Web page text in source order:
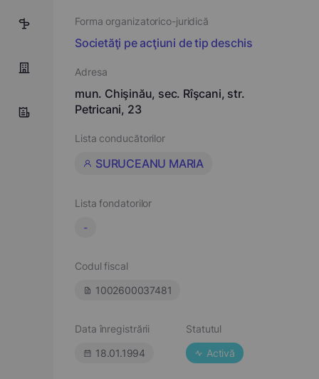
6
Forma organizatorico-juridică
Societăţi pe acţiuni de tip deschis
Adresa
mun. Chişinău, sec. Rîşcani, str.
Petricani, 23
Lista conducătorilor
SURUCEANU MARIA
Lista fondatorilor
-
Codul fiscal
1002600037481
Data înregistrării
18.01.1994
Statutul
Activă